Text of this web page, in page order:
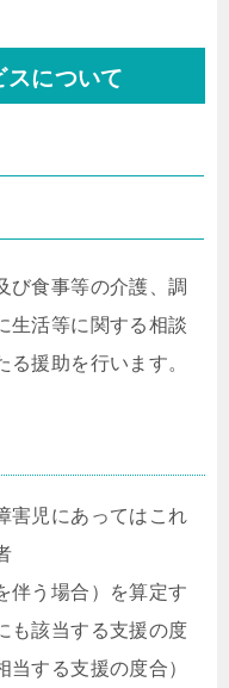
について
食事等の介護、調
生活等に関する相談
援助を行います。
害児にあってはこれ
伴う場合）を算定す
も該当する支援の度
する支援の度合）